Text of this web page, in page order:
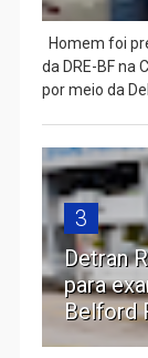
Homem foi
da DRE-BF na
por meio da
3
Detran
para
Belford